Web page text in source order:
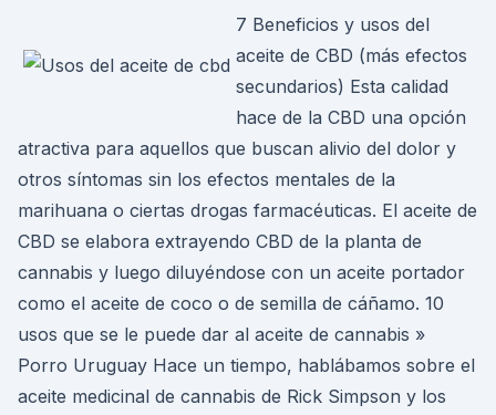
7 Beneficios y usos del
aceite de CBD (más efectos
secundarios) Esta calidad
hace de la CBD una opción
atractiva para aquellos que buscan alivio del dolor y
otros síntomas sin los efectos mentales de la
marihuana o ciertas drogas farmacéuticas. El aceite de
CBD se elabora extrayendo CBD de la planta de
cannabis y luego diluyéndose con un aceite portador
como el aceite de coco o de semilla de cáñamo. 10
usos que se le puede dar al aceite de cannabis »
Porro Uruguay Hace un tiempo, hablábamos sobre el
aceite medicinal de cannabis de Rick Simpson y los